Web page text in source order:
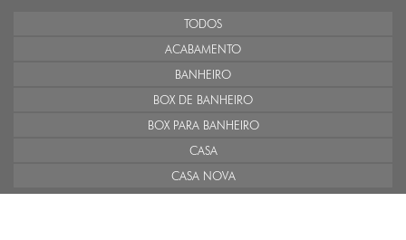
TODOS
ACABAMENTO
BANHEIRO
BOX DE BANHEIRO
BOX PARA BANHEIRO
CASA
CASA NOVA